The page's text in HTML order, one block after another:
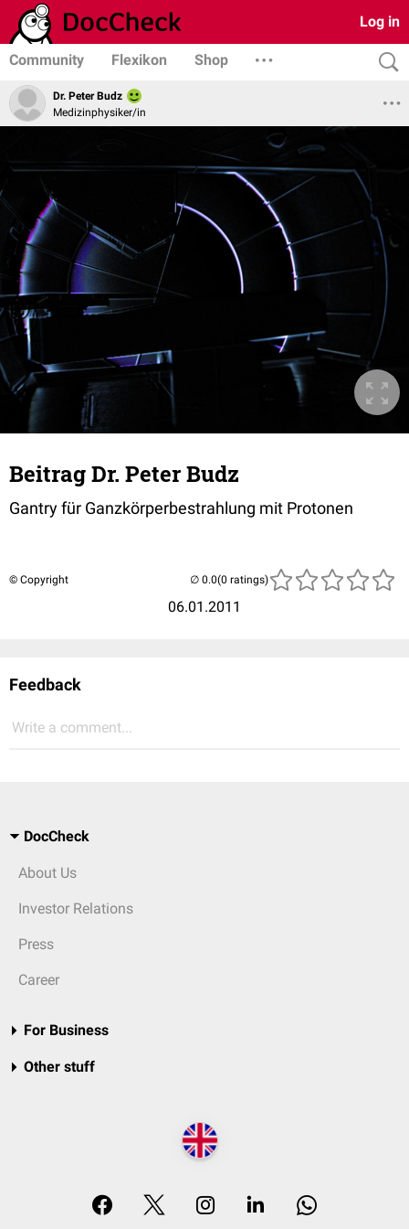
Log in
Community Flexikon Shop
Dr. Peter Budz
Medizinphysiker/in
Beitrag Dr. Peter Budz
Gantry für Ganzkörperbestrahlung mit Protonen
© Copyright
06.01.2011
(0 ratings)
Feedback
Write a comment...
DocCheck
About Us
Investor Relations
Press
Career
For Business
Other stuff